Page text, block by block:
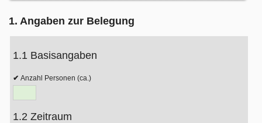
1. Angaben zur Belegung
1.1 Basisangaben
Anzahl Personen (ca.)
1.2 Zeitraum